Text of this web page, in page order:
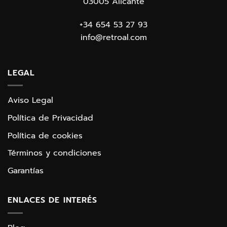
experiencia fabulosa. Lo único que me falta es
tiempo para poder disfrutarla tanto como me
gustaría…muchas gracias Pedro!!
+34 654 53 27 93
info@retroal.com
LEGAL
Aviso Legal
Política de Privacidad
Política de cookies
Términos y condiciones
Garantías
ENLACES DE INTERÉS